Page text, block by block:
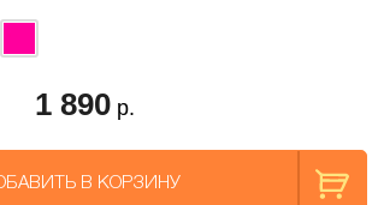
1 890р.
В КОРЗИНУ